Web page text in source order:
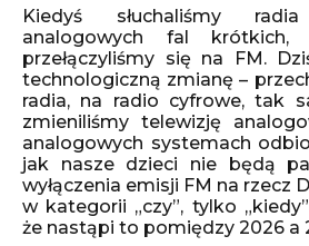
Kiedyś słuchaliśmy
analogowych fal
przełączyliśmy się na FM.
technologiczną zmianę –
radia, na radio cyfrowe, tak
zmieniliśmy telewizję
analogowych systemach
jak nasze dzieci nie będą
wyłączenia emisji FM na rzecz
w kategorii „czy”, tylko
że nastąpi to pomiędzy 2026 a